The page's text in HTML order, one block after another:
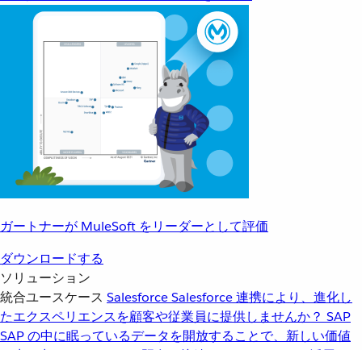
ガートナーが MuleSoft をリーダーとして評価
ダウンロードする
ソリューション
統合ユースケース SalesforceSalesforce 連携により、進化し
たエクスペリエンスを顧客や従業員に提供しませんか？ SAP
SAP の中に眠っているデータを開放することで、新しい価値